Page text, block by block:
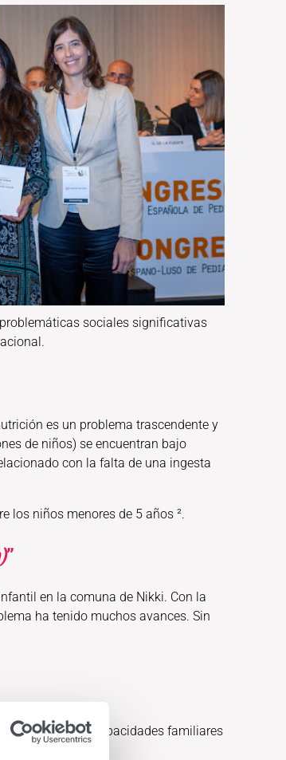
sociales significativas
es un problema trascendente y
de niños) se encuentran bajo
con la falta de una ingesta
los niños menores de 5 años ².
”
en la comuna de Nikki. Con la
ha tenido muchos avances. Sin
de las capacidades familiares